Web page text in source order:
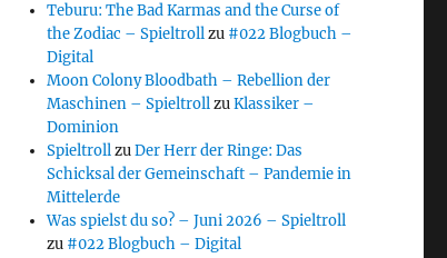
Teburu: The Bad Karmas and the Curse of
the Zodiac – Spieltrollzu #022 Blogbuch –
Digital
Moon Colony Bloodbath – Rebellion der
Maschinen – SpieltrollzuKlassiker –
Dominion
SpieltrollzuDer Herr der Ringe: Das
Schicksal der Gemeinschaft – Pandemie in
Mittelerde
Was spielst du so? – Juni 2026 – Spieltroll
zu #022 Blogbuch – Digital